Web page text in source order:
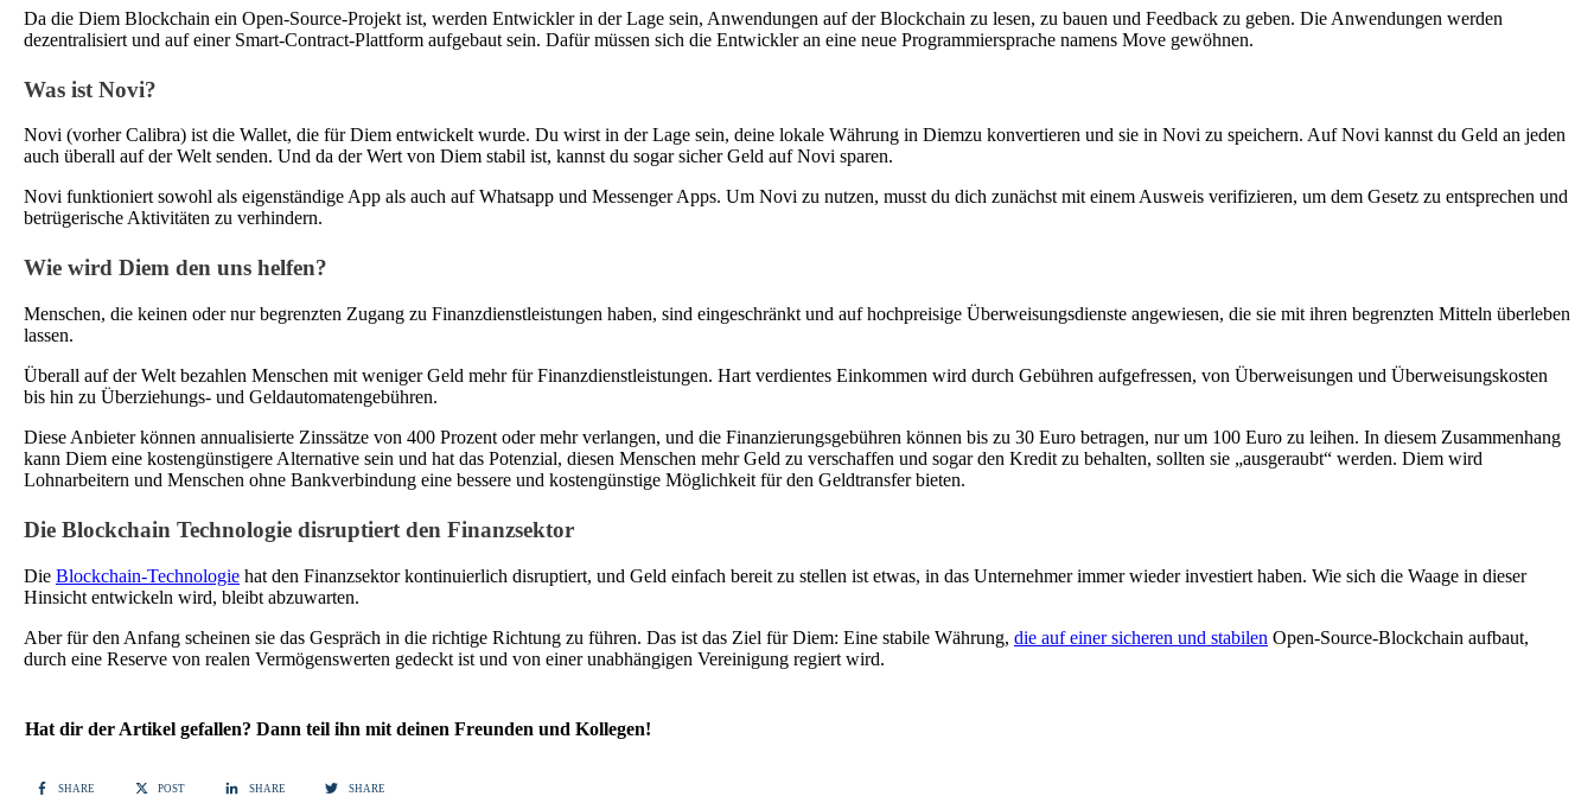
Da die Diem Blockchain ein Open-Source-Projekt ist, werden Entwickler in der Lage sein, Anwendungen auf der Blockchain zu lesen, zu bauen und Feedback zu geben. Die Anwendungen werden
dezentralisiert und auf einer Smart-Contract-Plattform aufgebaut sein. Dafür müssen sich die Entwickler an eine neue Programmiersprache namens Move gewöhnen.
Was ist Novi?
Novi (vorher Calibra) ist die Wallet, die für Diem entwickelt wurde. Du wirst in der Lage sein, deine lokale Währung in Diemzu konvertieren und sie in Novi zu speichern. Auf Novi kannst du Geld an jeden
auch überall auf der Welt senden. Und da der Wert von Diem stabil ist, kannst du sogar sicher Geld auf Novi sparen.
Novi funktioniert sowohl als eigenständige App als auch auf Whatsapp und Messenger Apps. Um Novi zu nutzen, musst du dich zunächst mit einem Ausweis verifizieren, um dem Gesetz zu entsprechen und
betrügerische Aktivitäten zu verhindern.
Wie wird Diem den uns helfen?
Menschen, die keinen oder nur begrenzten Zugang zu Finanzdienstleistungen haben, sind eingeschränkt und auf hochpreisige Überweisungsdienste angewiesen, die sie mit ihren begrenzten Mitteln überleben
lassen.
Überall auf der Welt bezahlen Menschen mit weniger Geld mehr für Finanzdienstleistungen. Hart verdientes Einkommen wird durch Gebühren aufgefressen, von Überweisungen und Überweisungskosten
bis hin zu Überziehungs- und Geldautomatengebühren.
Diese Anbieter können annualisierte Zinssätze von 400 Prozent oder mehr verlangen, und die Finanzierungsgebühren können bis zu 30 Euro betragen, nur um 100 Euro zu leihen. In diesem Zusammenhang
kann Diem eine kostengünstigere Alternative sein und hat das Potenzial, diesen Menschen mehr Geld zu verschaffen und sogar den Kredit zu behalten, sollten sie „ausgeraubt“ werden. Diem wird
Lohnarbeitern und Menschen ohne Bankverbindung eine bessere und kostengünstige Möglichkeit für den Geldtransfer bieten.
Die Blockchain Technologie disruptiert den Finanzsektor
Die Blockchain-Technologie hat den Finanzsektor kontinuierlich disruptiert, und Geld einfach bereit zu stellen ist etwas, in das Unternehmer immer wieder investiert haben. Wie sich die Waage in dieser
Hinsicht entwickeln wird, bleibt abzuwarten.
Aber für den Anfang scheinen sie das Gespräch in die richtige Richtung zu führen. Das ist das Ziel für Diem: Eine stabile Währung, die auf einer sicheren und stabilen Open-Source-Blockchain aufbaut,
durch eine Reserve von realen Vermögenswerten gedeckt ist und von einer unabhängigen Vereinigung regiert wird.
Hat dir der Artikel gefallen? Dann teil ihn mit deinen Freunden und Kollegen!
SHARE POST SHARE SHARE